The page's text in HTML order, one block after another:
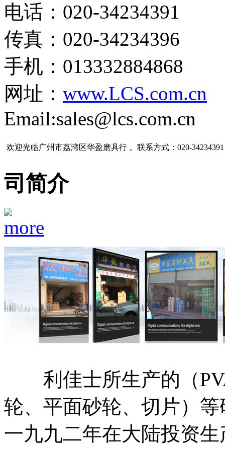
电话：020-34234391
传真：020-34234396
手机：013332884868
网址： www.LCS.com.cn
Email:sales@lcs.com.cn
欢迎光临广州市荔湾区华盈磨具行 。联系方式：020-34234391
司简介
利佳士所生产的（
轮、平面砂轮、切片）
一九九二年在大陆投资